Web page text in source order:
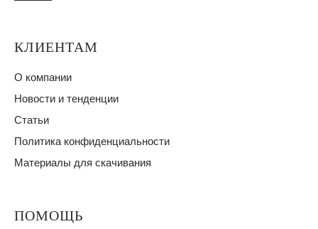
КЛИЕНТАМ
О компании
Новости и тенденции
Статьи
Политика конфиденциальности
Материалы для скачивания
ПОМОЩЬ